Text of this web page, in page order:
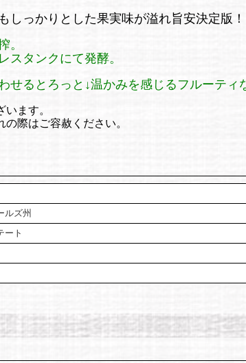
しっかりとした果実味が溢れ旨安決定版
。
スタンクにて発酵。
せるとろっと↓温かみを感じるフルーティ
ます。
際はご容赦ください。
ルズ州
ート